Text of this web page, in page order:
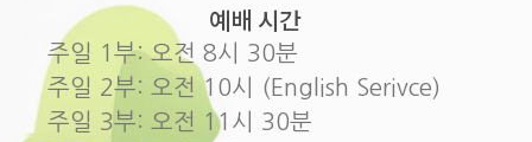
예배 시간
주일 1부: 오전 8시 30분
주일 2부: 오전 10시 (English Serivce)
주일 3부: 오전 11시 30분